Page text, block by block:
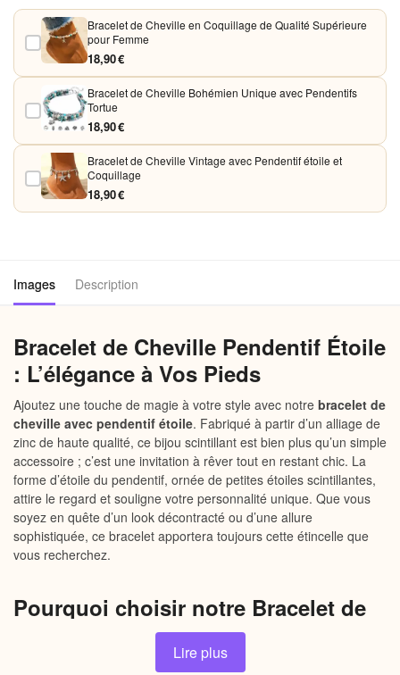
bancaire n'est conservée sur nos serveurs.
Bracelet de Cheville en Coquillage de Qualité Supérieure
pour Femme
18,90 €
Bracelet de Cheville Bohémien Unique avec Pendentifs
Tortue
18,90 €
Bracelet de Cheville Vintage avec Pendentif étoile et
Coquillage
18,90 €
Images Description
Bracelet de Cheville Pendentif Étoile
: L’élégance à Vos Pieds
Ajoutez une touche de magie à votre style avec notre bracelet de
cheville avec pendentif étoile. Fabriqué à partir d’un alliage de
zinc de haute qualité, ce bijou scintillant est bien plus qu’un simple
accessoire ; c’est une invitation à rêver tout en restant chic. La
forme d’étoile du pendentif, ornée de petites étoiles scintillantes,
attire le regard et souligne votre personnalité unique. Que vous
soyez en quête d’un look décontracté ou d’une allure
sophistiquée, ce bracelet apportera toujours cette étincelle que
vous recherchez.
Pourquoi choisir notre Bracelet de
Cheville Pendentif Étoile
Lire plus